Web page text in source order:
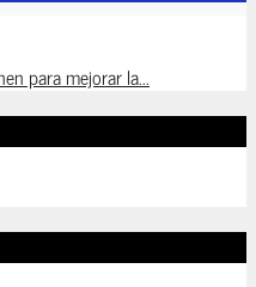
para mejorar la...